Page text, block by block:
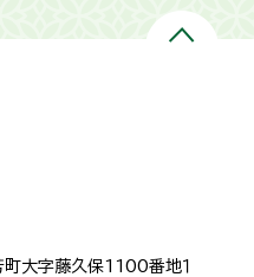
大字藤久保1100番地１